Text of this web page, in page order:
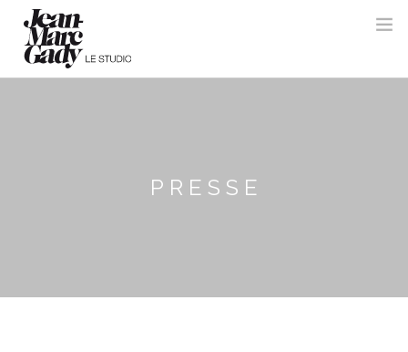
PRESSE